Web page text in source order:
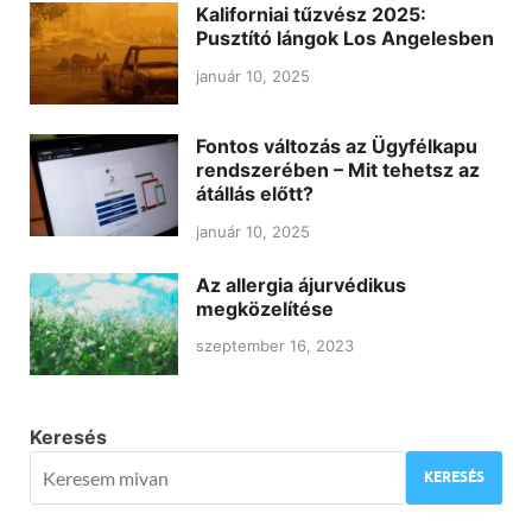
Kaliforniai tűzvész 2025:
Pusztító lángok Los Angelesben
január 10, 2025
Fontos változás az Ügyfélkapu
rendszerében – Mit tehetsz az
átállás előtt?
január 10, 2025
Az allergia ájurvédikus
megközelítése
szeptember 16, 2023
Keresés
KERESÉS